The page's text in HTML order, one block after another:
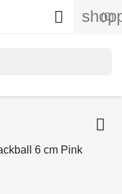
(0)

